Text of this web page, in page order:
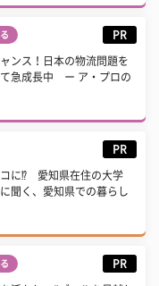
PR
ンス！日本の物流問題を
急成長中 ー ア・プロの
PR
に⁉ 愛知県在住の大学
聞く、愛知県での暮らし
PR